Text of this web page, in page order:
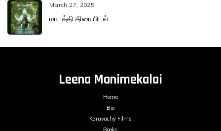
March 27, 2025
மாடத்தி திரையிடல்.
Leena Manimekalai
Home
Bio
Karuvachy Films